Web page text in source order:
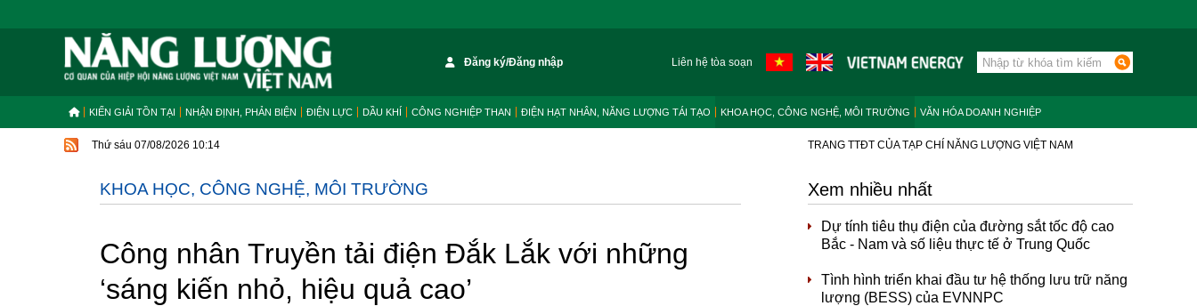
Đăng ký/Đăng nhập Liên hệ tòa soạn
KIẾN GIẢI TỒN TẠI NHẬN ĐỊNH, PHẢN BIỆN ĐIỆN LỰC DẦU KHÍ CÔNG NGHIỆP THAN ĐIỆN HẠT NHÂN, NĂNG LƯỢNG TÁI TẠO KHOA HỌC, CÔNG NGHỆ, MÔI TRƯỜNG VĂN HÓA DOANH NGHIỆP
Thứ sáu 07/08/2026 10:14 TRANG TTĐT CỦA TẠP CHÍ NĂNG LƯỢNG VIỆT NAM
KHOA HỌC, CÔNG NGHỆ, MÔI TRƯỜNG
Công nhân Truyền tải điện Đắk Lắk với những
‘sáng kiến nhỏ, hiệu quả cao’
Xem nhiều nhất
Dự tính tiêu thụ điện của đường sắt tốc độ cao
Bắc - Nam và số liệu thực tế ở Trung Quốc
Tình hình triển khai đầu tư hệ thống lưu trữ năng
lượng (BESS) của EVNNPC